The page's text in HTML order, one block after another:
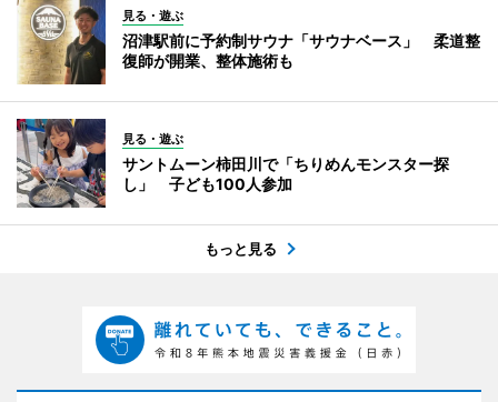
見る・遊ぶ
沼津駅前に予約制サウナ「サウナベース」 柔道整
復師が開業、整体施術も
見る・遊ぶ
サントムーン柿田川で「ちりめんモンスター探
し」 子ども100人参加
もっと見る